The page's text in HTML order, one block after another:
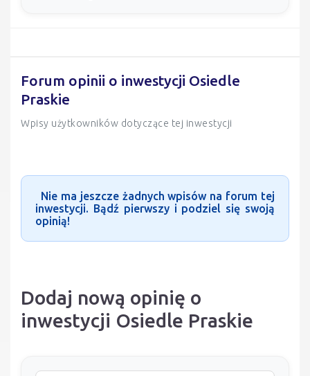
Forum opinii o inwestycji Osiedle
Praskie
Wpisy użytkowników dotyczące tej inwestycji
Nie ma jeszcze żadnych wpisów na forum tej
inwestycji. Bądź pierwszy i podziel się swoją
opinią!
Dodaj nową opinię o
inwestycji Osiedle Praskie